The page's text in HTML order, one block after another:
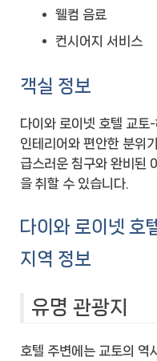
웰컴 음료
컨시어지 서비스
객실 정보
다이와 로이넷 호텔 교토
인테리어와 편안한 분위
급스러운 침구와 완비된
을 취할 수 있습니다.
다이와 로이넷 호
지역 정보
유명 관광지
호텔 주변에는 교토의 역